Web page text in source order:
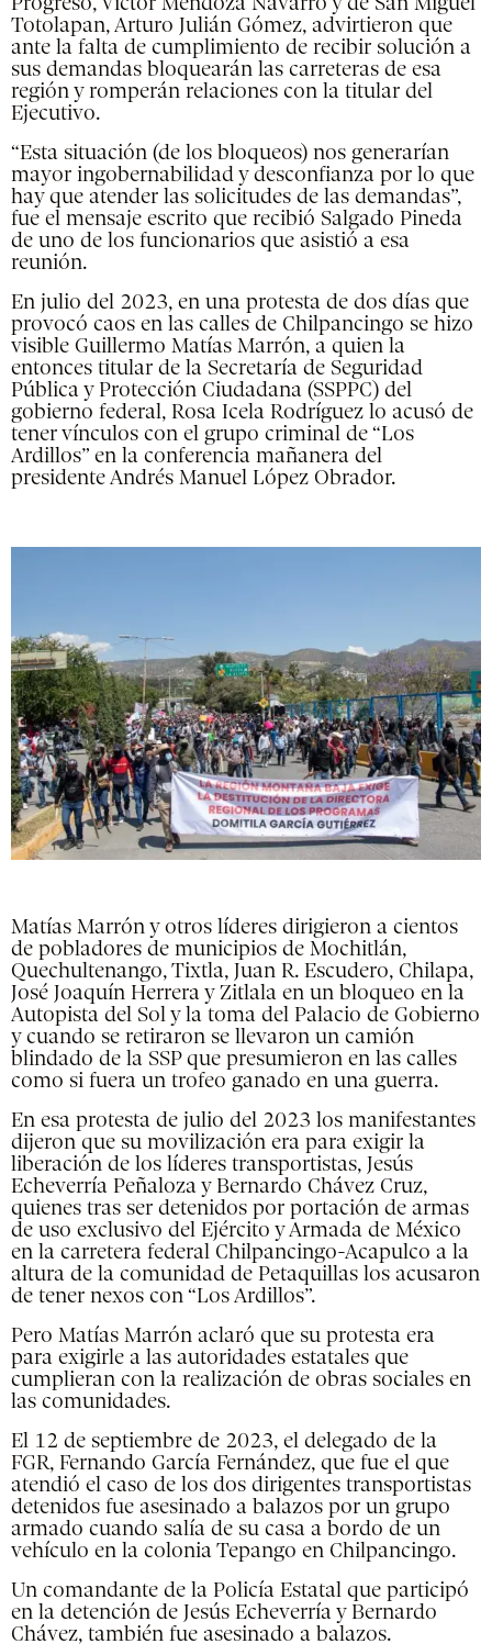
Totolapan, Arturo Julián Gómez, advirtieron que
ante la falta de cumplimiento de recibir solución a
sus demandas bloquearán las carreteras de esa
región y romperán relaciones con la titular del
Ejecutivo.
“Esta situación (de los bloqueos) nos generarían
mayor ingobernabilidad y desconfianza por lo que
hay que atender las solicitudes de las demandas”,
fue el mensaje escrito que recibió Salgado Pineda
de uno de los funcionarios que asistió a esa
reunión.
En julio del 2023, en una protesta de dos días que
provocó caos en las calles de Chilpancingo se hizo
visible Guillermo Matías Marrón, a quien la
entonces titular de la Secretaría de Seguridad
Pública y Protección Ciudadana (SSPPC) del
gobierno federal, Rosa Icela Rodríguez lo acusó de
tener vínculos con el grupo criminal de “Los
Ardillos” en la conferencia mañanera del
presidente Andrés Manuel López Obrador.
Matías Marrón y otros líderes dirigieron a cientos
de pobladores de municipios de Mochitlán,
Quechultenango, Tixtla, Juan R. Escudero, Chilapa,
José Joaquín Herrera y Zitlala en un bloqueo en la
Autopista del Sol y la toma del Palacio de Gobierno
y cuando se retiraron se llevaron un camión
blindado de la SSP que presumieron en las calles
como si fuera un trofeo ganado en una guerra.
En esa protesta de julio del 2023 los manifestantes
dijeron que su movilización era para exigir la
liberación de los líderes transportistas, Jesús
Echeverría Peñaloza y Bernardo Chávez Cruz,
quienes tras ser detenidos por portación de armas
de uso exclusivo del Ejército y Armada de México
en la carretera federal Chilpancingo-Acapulco a la
altura de la comunidad de Petaquillas los acusaron
de tener nexos con “Los Ardillos”.
Pero Matías Marrón aclaró que su protesta era
para exigirle a las autoridades estatales que
cumplieran con la realización de obras sociales en
las comunidades.
El 12 de septiembre de 2023, el delegado de la
FGR, Fernando García Fernández, que fue el que
atendió el caso de los dos dirigentes transportistas
detenidos fue asesinado a balazos por un grupo
armado cuando salía de su casa a bordo de un
vehículo en la colonia Tepango en Chilpancingo.
Un comandante de la Policía Estatal que participó
en la detención de Jesús Echeverría y Bernardo
Chávez, también fue asesinado a balazos.